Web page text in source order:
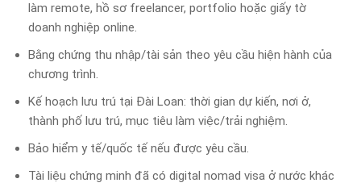
làm remote, hồ sơ freelancer, portfolio hoặc giấy tờ
doanh nghiệp online.
Bằng chứng thu nhập/tài sản theo yêu cầu hiện hành của
chương trình.
Kế hoạch lưu trú tại Đài Loan: thời gian dự kiến, nơi ở,
thành phố lưu trú, mục tiêu làm việc/trải nghiệm.
Bảo hiểm y tế/quốc tế nếu được yêu cầu.
Tài liệu chứng minh đã có digital nomad visa ở nước khác